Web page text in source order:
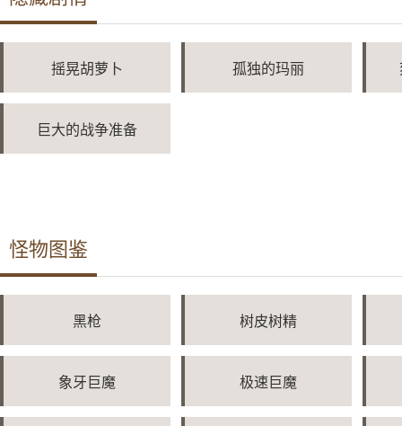
摇晃胡萝卜 孤独的玛丽
巨大的战争准备
怪物图鉴
黑枪 树皮树精
象牙巨魔 极速巨魔